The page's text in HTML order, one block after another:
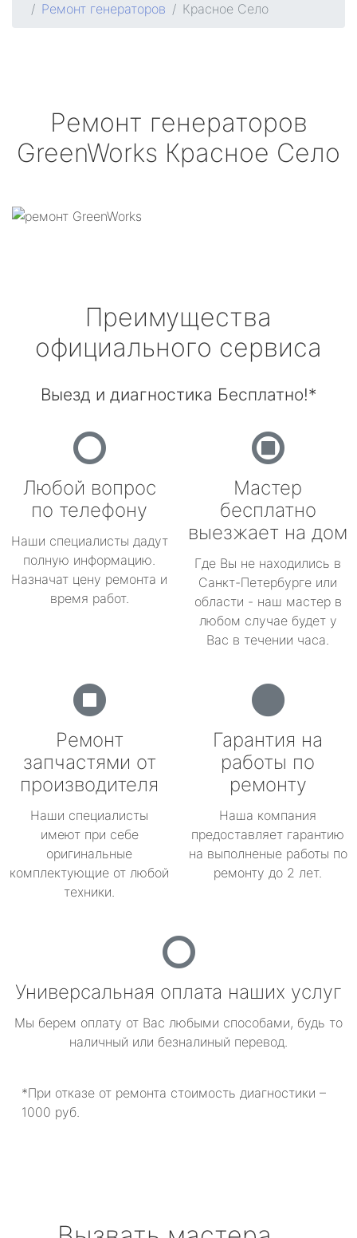
Ремонт генераторов
Красное Село
Ремонт генераторов
GreenWorks Красное Село
Преимущества
официального сервиса
Выезд и диагностика Бесплатно!*
Любой вопрос
по телефону
Наши специалисты дадут
полную информацию.
Назначат цену ремонта и
время работ.
Мастер
бесплатно
выезжает на дом
Где Вы не находились в
Санкт-Петербурге или
области - наш мастер в
любом случае будет у
Вас в течении часа.
Ремонт
запчастями от
производителя
Наши специалисты
имеют при себе
оригинальные
комплектующие от любой
техники.
Гарантия на
работы по
ремонту
Наша компания
предоставляет гарантию
на выполненые работы по
ремонту до 2 лет.
Универсальная оплата наших услуг
Мы берем оплату от Вас любыми способами, будь то
наличный или безналиный перевод.
*При отказе от ремонта стоимость диагностики –
1000 руб.